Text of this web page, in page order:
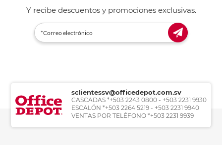
Y recibe descuentos y promociones exclusivas.
sclientessv@officedepot.com.sv
CASCADAS *+503 2243 0800 - +503 2231 9930
ESCALÓN *+503 2264 5219 - +503 2231 9940
VENTAS POR TELÉFONO *+503 2231 9939